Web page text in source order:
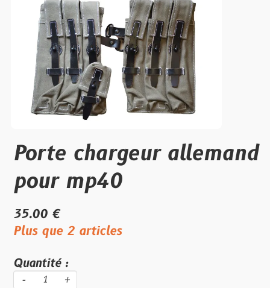
Porte chargeur allemand
pour mp40
35.00 €
Plus que 2 articles
Quantité :
- +